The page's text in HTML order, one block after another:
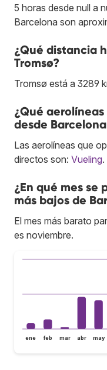
5 horas desde null a
Barcelona son
¿Qué distancia
Tromsø?
Tromsø está a 3289
¿Qué
desde
Las aerolíneas que
directos son: Vueling.
¿En qué mes
más bajos de
El mes más barato
es noviembre.
ene feb mar abr may